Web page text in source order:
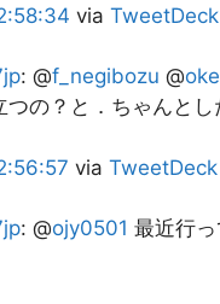
via TweetDeck
: @f_negibozu @
の？と．ちゃんと
via TweetDeck
: @ojy0501 最近行